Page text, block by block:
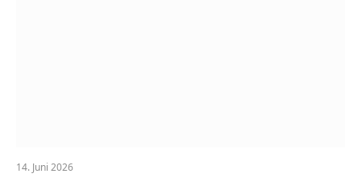
14. Juni 2026